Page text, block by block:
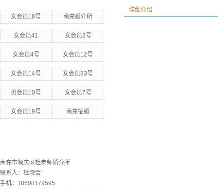
女会员18号 南充婚介所
女会员41 女会员2号
女会员4号 女会员12号
女会员14号 女会员33号
男会员10号 女会员7号
女会员19号 南充征婚
南充市顺庆区杜老师婚介所
联系人：杜淑会
手机：18608179595
详细介绍